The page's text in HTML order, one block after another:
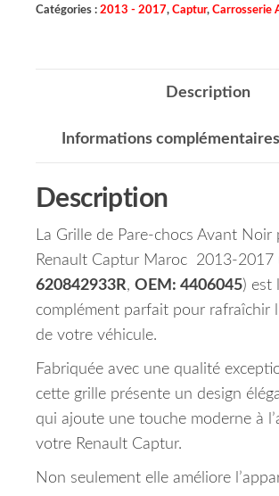
Catégories : 2013 - 2017, Captur, Carrosserie
Description
Informations complémentaires
Description
La Grille de Pare-chocs Avant Noir
Renault Captur Maroc 2013-2017
620842933R, OEM: 4406045) est
complément parfait pour rafraîchir
de votre véhicule.
Fabriquée avec une qualité
cette grille présente un design
qui ajoute une touche moderne à
votre Renault Captur.
Non seulement elle améliore